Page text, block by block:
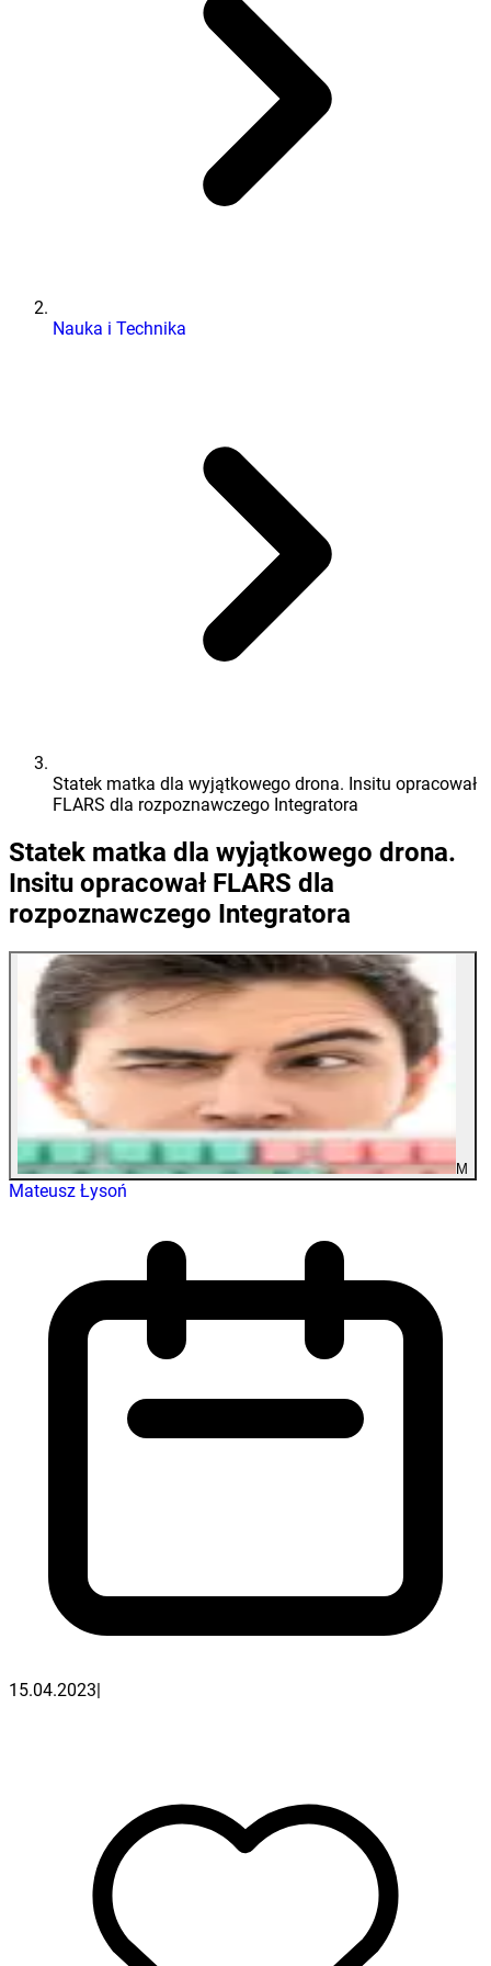
Nauka i Technika
Statek matka dla wyjątkowego drona. Insitu opracował
FLARS dla rozpoznawczego Integratora
Statek matka dla wyjątkowego drona.
Insitu opracował FLARS dla
rozpoznawczego Integratora
M
Mateusz Łysoń
15.04.2023|